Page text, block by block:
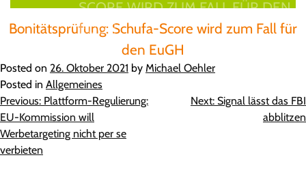
SCORE WIRD ZUM FALL FÜR DEN
EUGH
Bonitätsprüfung: Schufa-Score wird zum Fall für
den EuGH
Posted on 26. Oktober 2021 by Michael Oehler
Posted in Allgemeines
Beitragsnavigation
Previous: Plattform-Regulierung:
EU-Kommission will
Werbetargeting nicht per se
verbieten​
Next: Signal lässt das FBI
abblitzen